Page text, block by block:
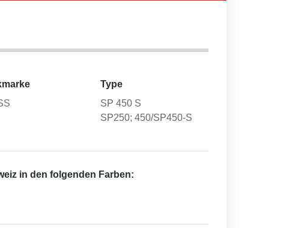
Type
SP 450 S
SP250; 450/SP450-S
in den folgenden Farben: